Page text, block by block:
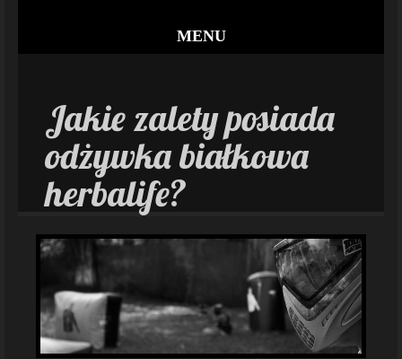
MENU
Jakie zalety posiada
odżywka białkowa
herbalife?